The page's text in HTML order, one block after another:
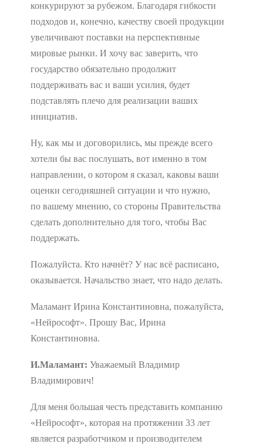
конкурируют за рубежом. Благодаря гибкости
подходов и, конечно, качеству своей продукции
увеличивают поставки на перспективные
мировые рынки. И хочу вас заверить, что
государство обязательно продолжит
поддерживать вас и ваши усилия, будет
подставлять плечо для реализации ваших
инициатив.
Ну, как мы и договорились, мы прежде всего
хотели бы вас послушать, вот именно в том
направлении, о котором я сказал, каковы ваши
оценки сегодняшней ситуации и что нужно,
по вашему мнению, со стороны Правительства
сделать дополнительно для того, чтобы Вас
поддержать.
Пожалуйста. Кто начнёт? У нас всё расписано,
оказывается. Начальство знает, что надо делать.
Маламант Ирина Константиновна, пожалуйста,
«Нейрософт». Прошу Вас, Ирина
Константиновна.
И.Маламант: Уважаемый Владимир
Владимирович!
Для меня большая честь представить компанию
«Нейрософт», которая на протяжении 33 лет
является разработчиком и производителем